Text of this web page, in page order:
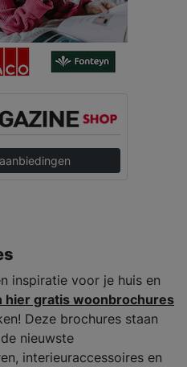
inspiratie voor je huis en
hier gratis woonbrochures
Deze brochures staan
nieuwste
interieuraccessoires en